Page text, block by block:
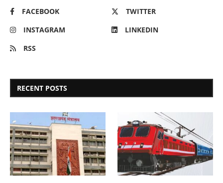
FACEBOOK
TWITTER
INSTAGRAM
LINKEDIN
RSS
RECENT POSTS